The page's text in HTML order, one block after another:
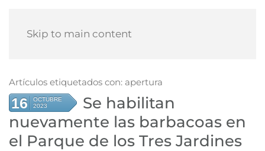
Skip to main content
Artículos etiquetados con: apertura
16
OCTUBRE
2023
Se habilitan
nuevamente las barbacoas en
el Parque de los Tres Jardines